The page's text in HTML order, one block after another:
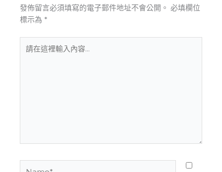
發佈留言必須填寫的電子郵件地址不會公開。 必填欄位
標示為 *
在